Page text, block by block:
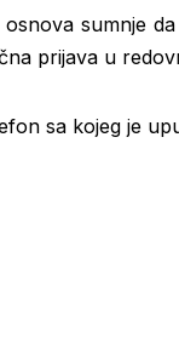
sumnje
prijava u
sa kojeg je